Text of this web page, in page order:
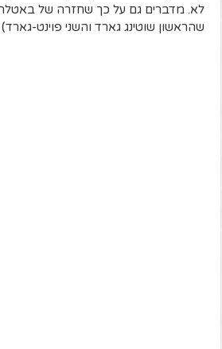
לא. מדברים גם על כך שחזרה של
שהראשון שוטינג גארד והשני פוינט-גארד)